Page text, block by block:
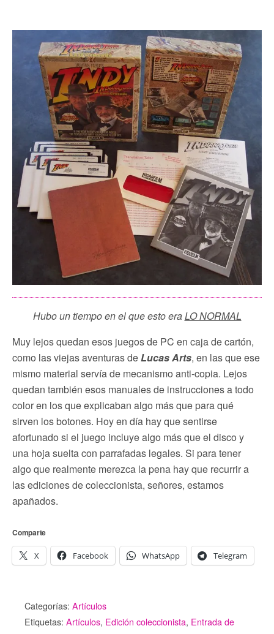
Hubo un tiempo en el que esto eraLO NORMAL
Muy lejos quedan esos juegos de PC en caja de cartón,
como las viejas aventuras deLucas Arts, en las que ese
mismo material servía de mecanismo anti-copia. Lejos
quedan también esos manuales de instrucciones a todo
color en los que explicaban algo más que para qué
sirven los botones. Hoy en día hay que sentirse
afortunado si el juego incluye algo más que el disco y
una hoja suelta con parrafadas legales. Si para tener
algo que realmente merezca la pena hay que recurrir a
las ediciones de coleccionista, señores, estamos
apañados.
Comparte
X Facebook WhatsApp Telegram
Categorías: Artículos
Etiquetas: Artículos, Edición coleccionista, Entrada de